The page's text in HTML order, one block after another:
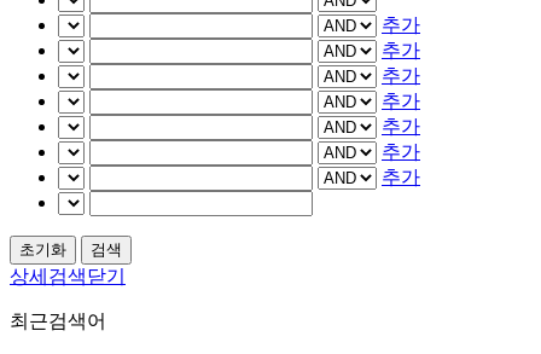
추가
추가
추가
추가
추가
추가
추가
상세검색닫기
최근검색어